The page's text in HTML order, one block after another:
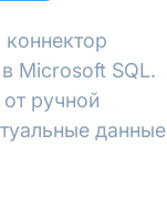
Microsoft SQL.
ручной
данные